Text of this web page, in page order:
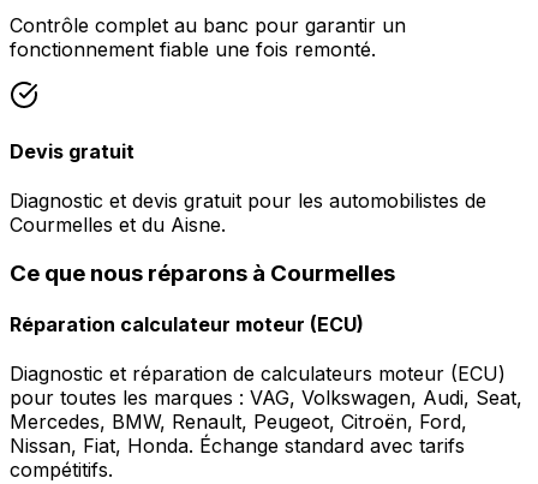
Contrôle complet au banc pour garantir un
fonctionnement fiable une fois remonté.
Devis gratuit
Diagnostic et devis gratuit pour les automobilistes de
Courmelles et du Aisne.
Ce que nous réparons à Courmelles
Réparation calculateur moteur (ECU)
Diagnostic et réparation de calculateurs moteur (ECU)
pour toutes les marques : VAG, Volkswagen, Audi, Seat,
Mercedes, BMW, Renault, Peugeot, Citroën, Ford,
Nissan, Fiat, Honda. Échange standard avec tarifs
compétitifs.